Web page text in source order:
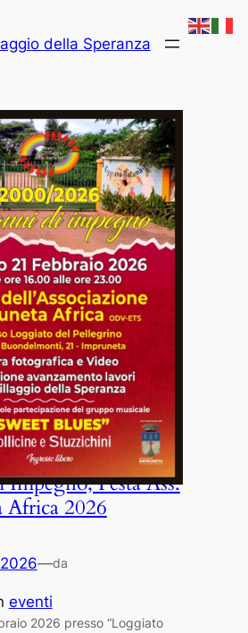
della Speranza
Festa Ass.
Africa 2026
—da
eventi
2026 presso “Loggiato